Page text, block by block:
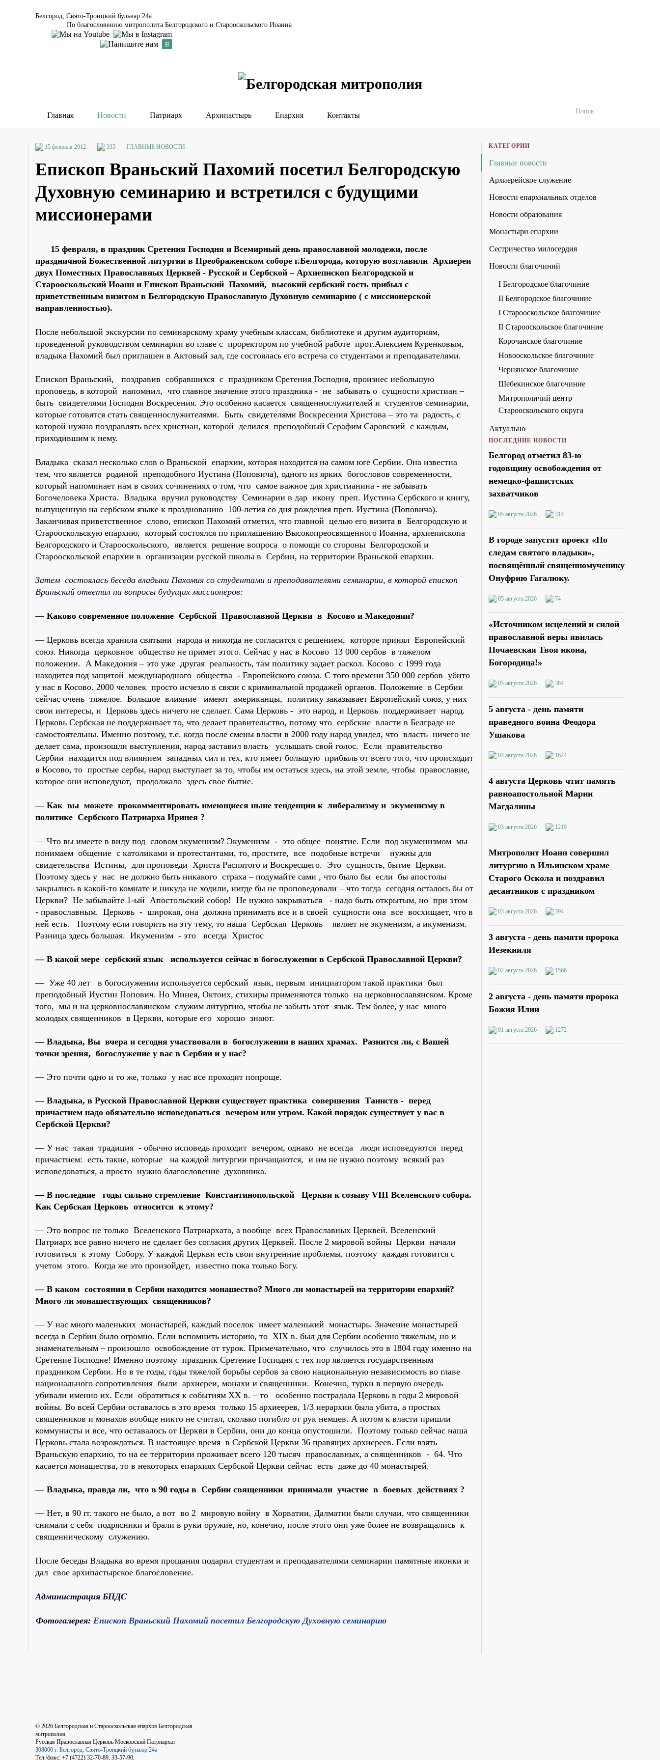
Белгород, Свято-Троицкий бульвар 24а
По благословению митрополита Белгородского и Старооскольского Иоанна
Главная Новости Патриарх Архипастырь Епархия Контакты
15 февраля 2012 335 ГЛАВНЫЕ НОВОСТИ
Епископ Враньский Пахомий посетил Белгородскую
Духовную семинарию и встретился с будущими
миссионерами
15 февраля, в праздник Сретения Господня и Всемирный день православной молодежи, после
праздничной Божественной литургии в Преображенском соборе г.Белгорода, которую возглавили Архиереи
двух Поместных Православных Церквей - Русской и Сербской – Архиепископ Белгородской и
Старооскольский Иоанн и Епископ Враньский Пахомий, высокий сербский гость прибыл с
приветственным визитом в Белгородскую Православную Духовную семинарию ( с миссионерской
направленностью).
После небольшой экскурсии по семинарскому храму учебным классам, библиотеке и другим аудиториям,
проведенной руководством семинарии во главе с проректором по учебной работе прот.Алексием Куренковым,
владыка Пахомий был приглашен в Актовый зал, где состоялась его встреча со студентами и преподавателями.
Епископ Враньский, поздравив собравшихся с праздником Сретения Господня, произнес небольшую
проповедь, в которой напомнил, что главное значение этого праздника - не забывать о сущности христиан –
быть свидетелями Господня Воскресения. Это особенно касается священнослужителей и студентов семинарии,
которые готовятся стать священнослужителями. Быть свидетелями Воскресения Христова – это та радость, с
которой нужно поздравлять всех христиан, которой делился преподобный Серафим Саровский с каждым,
приходившим к нему.
Владыка сказал несколько слов о Враньской епархии, которая находится на самом юге Сербии. Она известна
тем, что является родиной преподобного Иустина (Поповича), одного из ярких богословов современности,
который напоминает нам в своих сочинениях о том, что самое важное для христианина - не забывать
Богочеловека Христа. Владыка вручил руководству Семинарии в дар икону преп. Иустина Сербского и книгу,
выпущенную на сербском языке к празднованию 100-летия со дня рождения преп. Иустина (Поповича).
Заканчивая приветственное слово, епископ Пахомий отметил, что главной целью его визита в Белгородскую и
Старооскольскую епархию, который состоялся по приглашению Высокопреосвященного Иоанна, архиепископа
Белгородского и Старооскольского, является решение вопроса о помощи со стороны Белгородской и
Старооскольской епархии в организации русской школы в Сербии, на территории Враньской епархии.
Затем состоялась беседа владыки Пахомия со студентами и преподавателями семинарии, в которой епископ
Враньский ответил на вопросы будущих миссионеров:
— Каково современное положение Сербской Православной Церкви в Косово и Македонии?
— Церковь всегда хранила святыни народа и никогда не согласится с решением, которое принял Европейский
союз. Никогда церковное общество не примет этого. Сейчас у нас в Косово 13 000 сербов в тяжелом
положении. А Македония – это уже другая реальность, там политику задает раскол. Косово с 1999 года
находится под защитой международного общества - Европейского союза. С того времени 350 000 сербов убито
у нас в Косово. 2000 человек просто исчезло в связи с криминальной продажей органов. Положение в Сербии
сейчас очень тяжелое. Большое влияние имеют американцы, политику заказывает Европейский союз, у них
свои интересы, и Церковь здесь ничего не сделает. Сама Церковь - это народ, и Церковь поддерживает народ.
Церковь Сербская не поддерживает то, что делает правительство, потому что сербские власти в Белграде не
самостоятельны. Именно поэтому, т.е. когда после смены власти в 2000 году народ увидел, что власть ничего не
делает сама, произошли выступления, народ заставил власть услышать свой голос. Если правительство
Сербии находится под влиянием западных сил и тех, кто имеет большую прибыль от всего того, что происходит
в Косово, то простые сербы, народ выступает за то, чтобы им остаться здесь, на этой земле, чтобы православие,
которое они исповедуют, продолжало здесь свое бытие.
— Как вы можете прокомментировать имеющиеся ныне тенденции к либерализму и экуменизму в
политике Сербского Патриарха Иринея ?
— Что вы имеете в виду под словом экуменизм? Экуменизм - это общее понятие. Если под экуменизмом мы
понимаем общение с католиками и протестантами, то, простите, все подобные встречи нужны для
свидетельства Истины, для проповеди Христа Распятого и Воскресшего. Это сущность, бытие Церкви.
Поэтому здесь у нас не должно быть никакого страха – подумайте сами , что было бы если бы апостолы
закрылись в какой-то комнате и никуда не ходили, нигде бы не проповедовали – что тогда сегодня осталось бы от
Церкви? Не забывайте 1-ый Апостольский собор! Не нужно закрываться - надо быть открытым, но при этом
- православным. Церковь - широкая, она должна принимать все и в своей сущности она все восхищает, что в
ней есть. Поэтому если говорить на эту тему, то наша Сербская Церковь являет не экуменизм, а икуменизм.
Разница здесь большая. Икуменизм - это всегда Христос
— В какой мере сербский язык используется сейчас в богослужении в Сербской Православной Церкви?
— Уже 40 лет в богослужении используется сербский язык, первым инициатором такой практики был
преподобный Иустин Попович. Но Минея, Октоих, стихиры применяются только на церковнославянском. Кроме
того, мы и на церковнославянском служим литургию, чтобы не забыть этот язык. Тем более, у нас много
молодых священников в Церкви, которые его хорошо знают.
— Владыка, Вы вчера и сегодня участвовали в богослужении в наших храмах. Разнится ли, с Вашей
точки зрения, богослужение у вас в Сербии и у нас?
— Это почти одно и то же, только у нас все проходит попроще.
— Владыка, в Русской Православной Церкви существует практика совершения Таинств - перед
причастием надо обязательно исповедоваться вечером или утром. Какой порядок существует у вас в
Сербской Церкви?
— У нас такая традиция - обычно исповедь проходит вечером, однако не всегда люди исповедуются перед
причастием: есть такие, которые на каждой литургии причащаются, и им не нужно поэтому всякий раз
исповедоваться, а просто нужно благословение духовника.
— В последние годы сильно стремление Константинопольской Церкви к созыву VIII Вселенского собора.
Как Сербская Церковь относится к этому?
— Это вопрос не только Вселенского Патриархата, а вообще всех Православных Церквей. Вселенский
Патриарх все равно ничего не сделает без согласия других Церквей. После 2 мировой войны Церкви начали
готовиться к этому Собору. У каждой Церкви есть свои внутренние проблемы, поэтому каждая готовится с
учетом этого. Когда же это произойдет, известно пока только Богу.
— В каком состоянии в Сербии находится монашество? Много ли монастырей на территории епархий?
Много ли монашествующих священников?
— У нас много маленьких монастырей, каждый поселок имеет маленький монастырь. Значение монастырей
всегда в Сербии было огромно. Если вспомнить историю, то XIX в. был для Сербии особенно тяжелым, но и
знаменательным – произошло освобождение от турок. Примечательно, что случилось это в 1804 году именно на
Сретение Господне! Именно поэтому праздник Сретение Господня с тех пор является государственным
праздником Сербии. Но в те годы, годы тяжелой борьбы сербов за свою национальную независимость во главе
национального сопротивления были архиереи, монахи и священники. Конечно, турки в первую очередь
убивали именно их. Если обратиться к событиям XX в. – то особенно пострадала Церковь в годы 2 мировой
войны. Во всей Сербии оставалось в это время только 15 архиеерев, 1/3 иерархии была убита, а простых
священников и монахов вообще никто не считал, сколько погибло от рук немцев. А потом к власти пришли
коммунисты и все, что оставалось от Церкви в Сербии, они до конца опустошили. Поэтому только сейчас наша
Церковь стала возрождаться. В настоящее время в Сербской Церкви 36 правящих архиереев. Если взять
Враньскую епархию, то на ее территории проживает всего 120 тысяч православных, а священников - 64. Что
касается монашества, то в некоторых епархиях Сербской Церкви сейчас есть даже до 40 монастырей.
— Владыка, правда ли, что в 90 годы в Сербии священники принимали участие в боевых действиях ?
— Нет, в 90 гг. такого не было, а вот во 2 мировую войну в Хорватии, Далматии были случаи, что священники
снимали с себя подрясники и брали в руки оружие, но, конечно, после этого они уже более не возвращались к
священническому служению.
После беседы Владыка во время прощания подарил студентам и преподавателями семинарии памятные иконки и
дал свое архипастырское благословение.
Администрация БПДС
Фотогалерея: Епископ Враньский Пахомий посетил Белгородскую Духовную семинарию
КАТЕГОРИИ
Главные новости
Архиерейское служение
Новости епархиальных отделов
Новости образования
Монастыри епархии
Сестричество милосердия
Новости благочиний
I Белгородское благочиние
II Белгородское благочиние
I Старооскольское благочиние
II Старооскольское благочиние
Корочанское благочиние
Новооскольское благочиние
Чернянское благочиние
Шебекинское благочиние
Митрополичий центр
Старооскольского округа
Актуально
ПОСЛЕДНИЕ НОВОСТИ
Белгород отметил 83-ю
годовщину освобождения от
немецко-фашистских
захватчиков
05 августа 2026 314
В городе запустят проект «По
следам святого владыки»,
посвящённый священномученику
Онуфрию Гагалюку.
05 августа 2026 74
«Источником исцелений и силой
православной веры явилась
Почаевская Твоя икона,
Богородица!»
05 августа 2026 384
5 августа - день памяти
праведного воина Феодора
Ушакова
04 августа 2026 1624
4 августа Церковь чтит память
равноапостольной Марии
Магдалины
03 августа 2026 1219
Митрополит Иоанн совершил
литургию в Ильинском храме
Старого Оскола и поздравил
десантников с праздником
03 августа 2026 394
3 августа - день памяти пророка
Иезекииля
02 августа 2026 1566
2 августа - день памяти пророка
Божия Илии
01 августа 2026 1272
© 2026 Белгородская и Старооскольская епархия Белгородская
митрополия
Русская Православная Церковь Московский Патриархат
308000 г. Белгород, Свято-Троицкий бульвар 24а
Тел./факс: +7 (4722) 32-70-89, 33-57-90;